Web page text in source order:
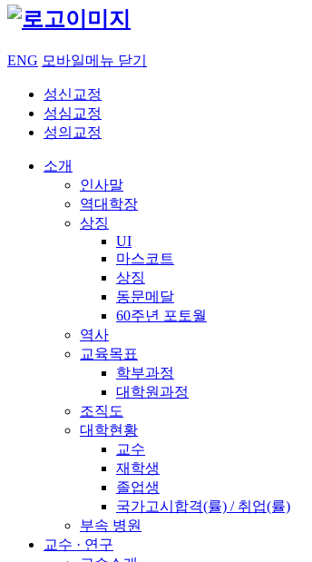
ENG 모바일메뉴 닫기
성신교정
성심교정
성의교정
소개
인사말
역대학장
상징
UI
마스코트
상징
동문메달
60주년 포토월
역사
교육목표
학부과정
대학원과정
조직도
대학현황
교수
재학생
졸업생
국가고시합격(률) / 취업(률)
부속 병원
교수 · 연구